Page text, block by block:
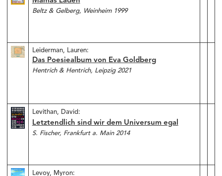
Beltz & Gelberg, Weinheim 1999
Leiderman, Lauren:
Das Poesiealbum von Eva Goldberg
Hentrich & Hentrich, Leipzig 2021
Levithan, David:
Letztendlich sind wir dem Universum egal
S. Fischer, Frankfurt a. Main 2014
Levoy, Myron: